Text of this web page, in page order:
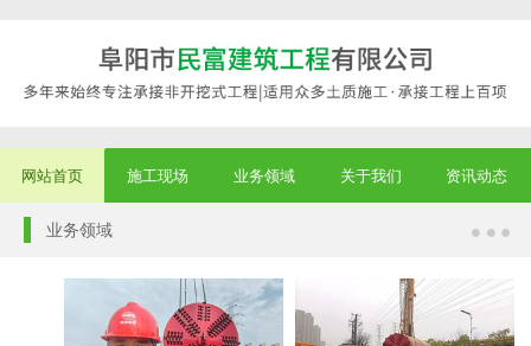
网站首页 施工现场 业务领域 关于我们 资讯动态
业务领域